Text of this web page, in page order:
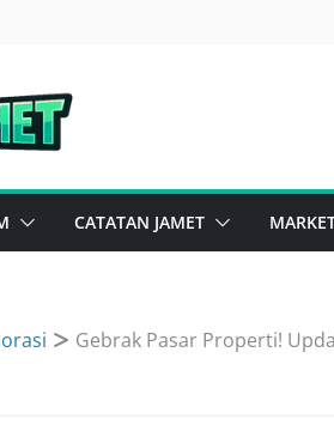
CATATAN JAMET
Gebrak Pasar Properti!